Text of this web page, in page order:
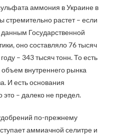
аммония в Украине в
стремительно растет – если
данным Государственной
оно составляло 76 тысяч
– 343 тысяч тонн. То есть
объем внутреннего рынка
И есть основания
это – далеко не предел.
по-прежнему
аммиачной селитре и